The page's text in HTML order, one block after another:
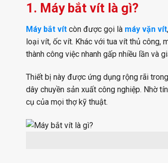
1. Máy bắt vít là gì?
Máy bắt vít còn được gọi là máy vặn vít
loại vít, ốc vít. Khác với tua vít thủ công,
thành công việc nhanh gấp nhiều lần và
Thiết bị này được ứng dụng rộng rãi
dây chuyền sản xuất công nghiệp. Nhờ
cụ của mọi thợ kỹ thuật.